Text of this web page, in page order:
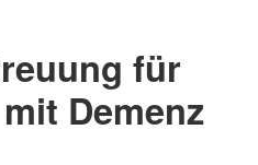
für
Demenz